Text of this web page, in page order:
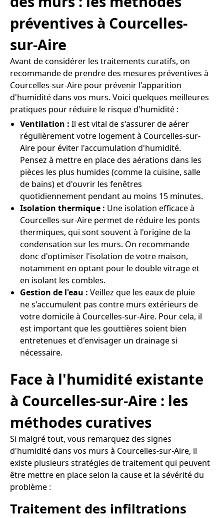
préventives à Courcelles-
sur-Aire
Avant de considérer les traitements curatifs, on
recommande de prendre des mesures préventives à
Courcelles-sur-Aire pour prévenir l'apparition
d'humidité dans vos murs. Voici quelques meilleures
pratiques pour réduire le risque d'humidité :
Ventilation : Il est vital de s'assurer de aérer
régulièrement votre logement à Courcelles-sur-
Aire pour éviter l'accumulation d'humidité.
Pensez à mettre en place des aérations dans les
pièces les plus humides (comme la cuisine, salle
de bains) et d'ouvrir les fenêtres
quotidiennement pendant au moins 15 minutes.
Isolation thermique : Une isolation efficace à
Courcelles-sur-Aire permet de réduire les ponts
thermiques, qui sont souvent à l'origine de la
condensation sur les murs. On recommande
donc d'optimiser l'isolation de votre maison,
notamment en optant pour le double vitrage et
en isolant les combles.
Gestion de l'eau : Veillez que les eaux de pluie
ne s'accumulent pas contre murs extérieurs de
votre domicile à Courcelles-sur-Aire. Pour cela, il
est important que les gouttières soient bien
entretenues et d'envisager un drainage si
nécessaire.
Face à l'humidité existante
à Courcelles-sur-Aire : les
méthodes curatives
Si malgré tout, vous remarquez des signes
d'humidité dans vos murs à Courcelles-sur-Aire, il
existe plusieurs stratégies de traitement qui peuvent
être mettre en place selon la cause et la sévérité du
problème :
Traitement des infiltrations